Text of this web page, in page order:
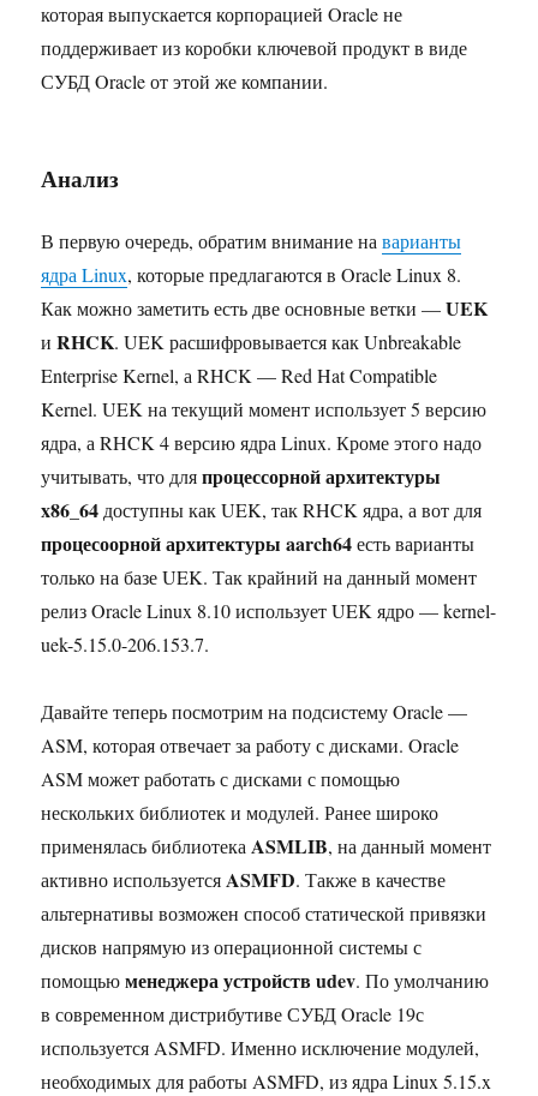
которая выпускается корпорацией Oracle не
поддерживает из коробки ключевой продукт в виде
СУБД Oracle от этой же компании.
Анализ
В первую очередь, обратим внимание наварианты
ядра Linux, которые предлагаются в Oracle Linux 8.
Как можно заметить есть две основные ветки —UEK
иRHCK. UEK расшифровывается как Unbreakable
Enterprise Kernel, а RHCK — Red Hat Compatible
Kernel. UEK на текущий момент использует 5 версию
ядра, а RHCK 4 версию ядра Linux. Кроме этого надо
учитывать, что дляпроцессорнойархитектуры
x86_64доступны как UEK, так RHCK ядра, а вот для
процесоорной архитектуры aarch64есть варианты
только на базе UEK. Так крайний на данный момент
релиз Oracle Linux 8.10 использует UEK ядро — kernel-
uek-5.15.0-206.153.7.
Давайте теперь посмотрим на подсистему Oracle —
ASM, которая отвечает за работу с дисками. Oracle
ASM может работать с дисками с помощью
нескольких библиотек и модулей. Ранее широко
применялась библиотекаASMLIB, на данный момент
активно используетсяASMFD. Также в качестве
альтернативы возможен способ статической привязки
дисков напрямую из операционной системы с
помощьюменеджера устройств udev. По умолчанию
в современном дистрибутиве СУБД Oracle 19с
используется ASMFD. Именно исключение модулей,
необходимых для работы ASMFD, из ядра Linux 5.15.x